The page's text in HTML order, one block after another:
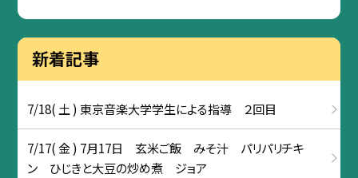
新着記事
7/18( 土 ) 東京音楽大学学生による指導 ２回目
7/17( 金 ) 7月17日 玄米ご飯 みそ汁 パリパリチキ
ン ひじきと大豆の炒め煮 ジョア